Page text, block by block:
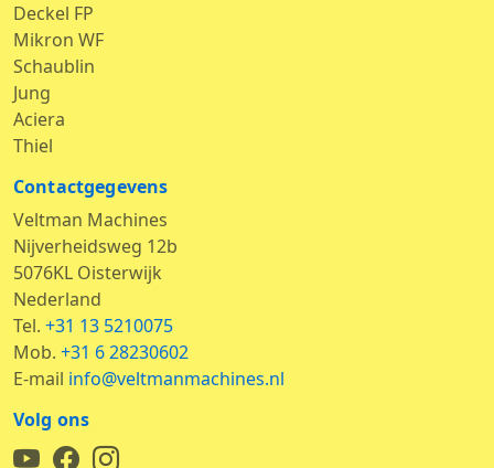
Deckel FP
Mikron WF
Schaublin
Jung
Aciera
Thiel
Contactgegevens
Veltman Machines
Nijverheidsweg 12b
5076KL Oisterwijk
Nederland
Tel. +31 13 5210075
Mob. +31 6 28230602
E-mail info@veltmanmachines.nl
Volg ons